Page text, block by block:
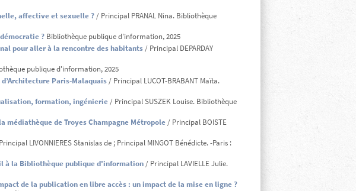
affective et sexuelle ?/ Principal PRANAL Nina. Bibliothèque
?Bibliothèque publique d'information, 2025
pour aller à la rencontre des habitants/ Principal DEPARDAY
publique d'information, 2025
Paris-Malaquais/ Principal LUCOT-BRABANT Maïta.
formation, ingénierie/ Principal SUSZEK Louise. Bibliothèque
médiathèque de Troyes Champagne Métropole/ Principal BOISTE
LIVONNIERES Stanislas de ; Principal MINGOT Bénédicte. -Paris :
à la Bibliothèque publique d'information/ Principal LAVIELLE Julie.
de la publication en libre accès : un impact de la mise en ligne ?